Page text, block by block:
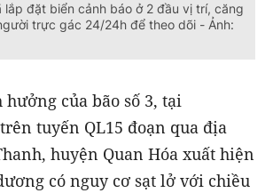
đặt biển cảnh báo ở 2 đầu vị trí, căng
trực gác 24/24h để theo dõi - Ảnh:
hưởng của bão số 3, tại
tuyến QL15 đoạn qua địa
huyện Quan Hóa xuất hiện
có nguy cơ sạt lở với chiều